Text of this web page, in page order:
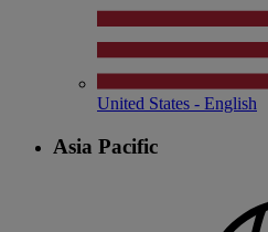
United States - English
Asia Pacific